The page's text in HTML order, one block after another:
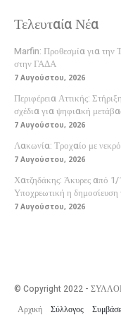
Τελευταία Νέα
Marfin: Προθεσμία για την
στην ΓΑΔΑ
7 Αυγούστου, 2026
Περιφέρεια Αττικής:
σχέδια για ψηφιακή
7 Αυγούστου, 2026
Λακωνία: Τροχαίο με
7 Αυγούστου, 2026
Χατζηδάκης: Άκυρες από 1/
Υποχρεωτική η δημοσίευση
7 Αυγούστου, 2026
© Copyright 2022 -
Αρχική
Σύλλογος